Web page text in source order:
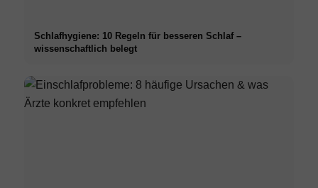
Schlafhygiene: 10 Regeln für besseren Schlaf –
wissenschaftlich belegt